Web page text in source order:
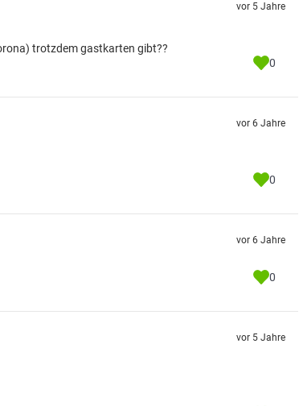
trotzdem gastkarten gibt??
vor 5 Jahre
0
vor 6 Jahre
0
vor 6 Jahre
0
vor 5 Jahre